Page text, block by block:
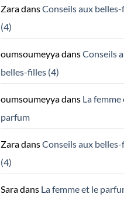
ZaradansConseils aux
(4)
oumsoumeyyadansConseils
belles-filles (4)
oumsoumeyyadans La femme
parfum
ZaradansConseils aux
(4)
Saradans La femme et le